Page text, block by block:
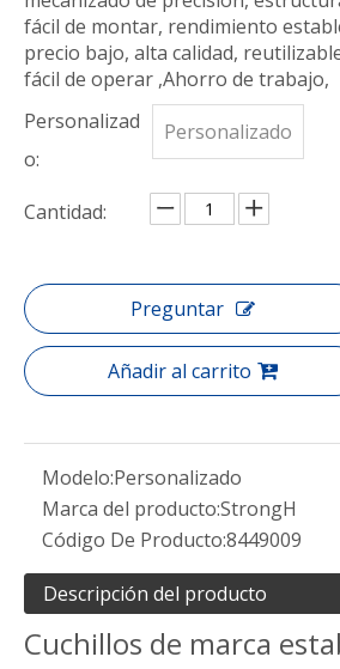
fácil de montar, rendimiento
precio bajo, alta calidad,
fácil de operar ,Ahorro de trabajo,
Personalizad
o:
Personalizado
Cantidad:
Preguntar
Añadir al carrito
Modelo:Personalizado
Marca del producto:StrongH
Código De Producto:8449009
Descripción del producto
Cuchillos de marca